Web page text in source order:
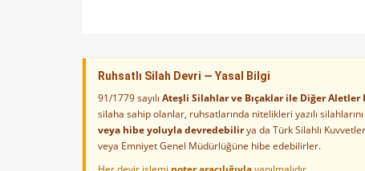
Ruhsatlı Silah Devri — Yasal Bilgi
91/1779 sayılı Ateşli Silahlar ve Bıçaklar ile Diğer Aletler
silaha sahip olanlar, ruhsatlarında nitelikleri yazılı
veya hibe yoluyla devredebilirya da Türk Silahlı
veya Emniyet Genel Müdürlüğüne hibe edebilirler.